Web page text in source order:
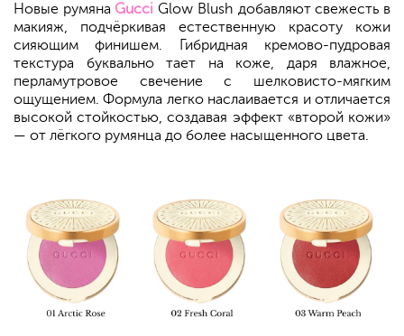
Новые румяна Gucci Glow Blush добавляют свежесть в
макияж, подчёркивая естественную красоту кожи
сияющим финишем. Гибридная кремово-пудровая
текстура буквально тает на коже, даря влажное,
перламутровое свечение с шелковисто-мягким
ощущением. Формула легко наслаивается и отличается
высокой стойкостью, создавая эффект «второй кожи»
— от лёгкого румянца до более насыщенного цвета.